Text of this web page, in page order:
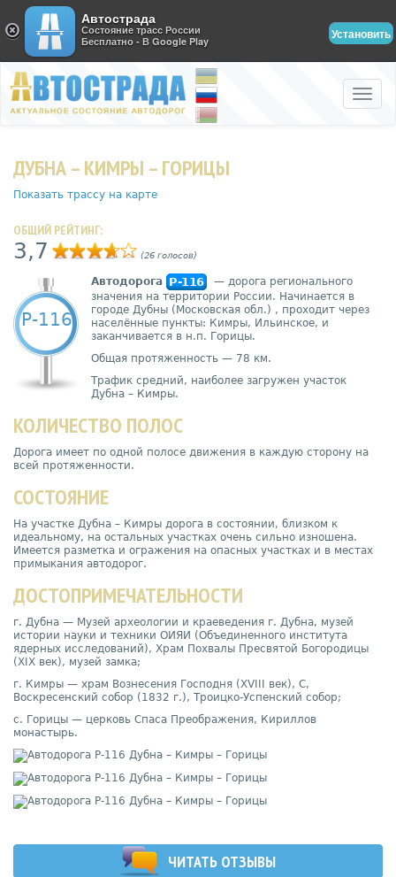
Автострада
Состояние трасс России
Бесплатно - В Google Play
Установить
Toggle
ДУБНА – КИМРЫ – ГОРИЦЫ
Показать трассу на карте
ОБЩИЙ РЕЙТИНГ:
3,7 (26 голосов)
Р-116
Автодорога P-116
— дорога регионального
значения на территории России. Начинается в
городе Дубны (Московская обл.) , проходит через
населённые пункты: Кимры, Ильинское, и
заканчивается в н.п. Горицы.
Общая протяженность — 78 км.
Трафик средний, наиболее загружен участок
Дубна – Кимры.
КОЛИЧЕСТВО ПОЛОС
Дорога имеет по одной полосе движения в каждую сторону на
всей протяженности.
СОСТОЯНИЕ
На участке Дубна – Кимры дорога в состоянии, близком к
идеальному, на остальных участках очень сильно изношена.
Имеется разметка и огражения на опасных участках и в местах
примыкания автодорог.
ДОСТОПРИМЕЧАТЕЛЬНОСТИ
г. Дубна — Музей археологии и краеведения г. Дубна, музей
истории науки и техники ОИЯИ (Объединенного института
ядерных исследований), Храм Похвалы Пресвятой Богородицы
(XIX век), музей замка;
г. Кимры — храм Вознесения Господня (XVIII век), С,
Воскресенский собор (1832 г.), Троицко-Успенский собор;
с. Горицы — церковь Спаса Преображения, Кириллов
монастырь.
ЧИТАТЬ ОТЗЫВЫ